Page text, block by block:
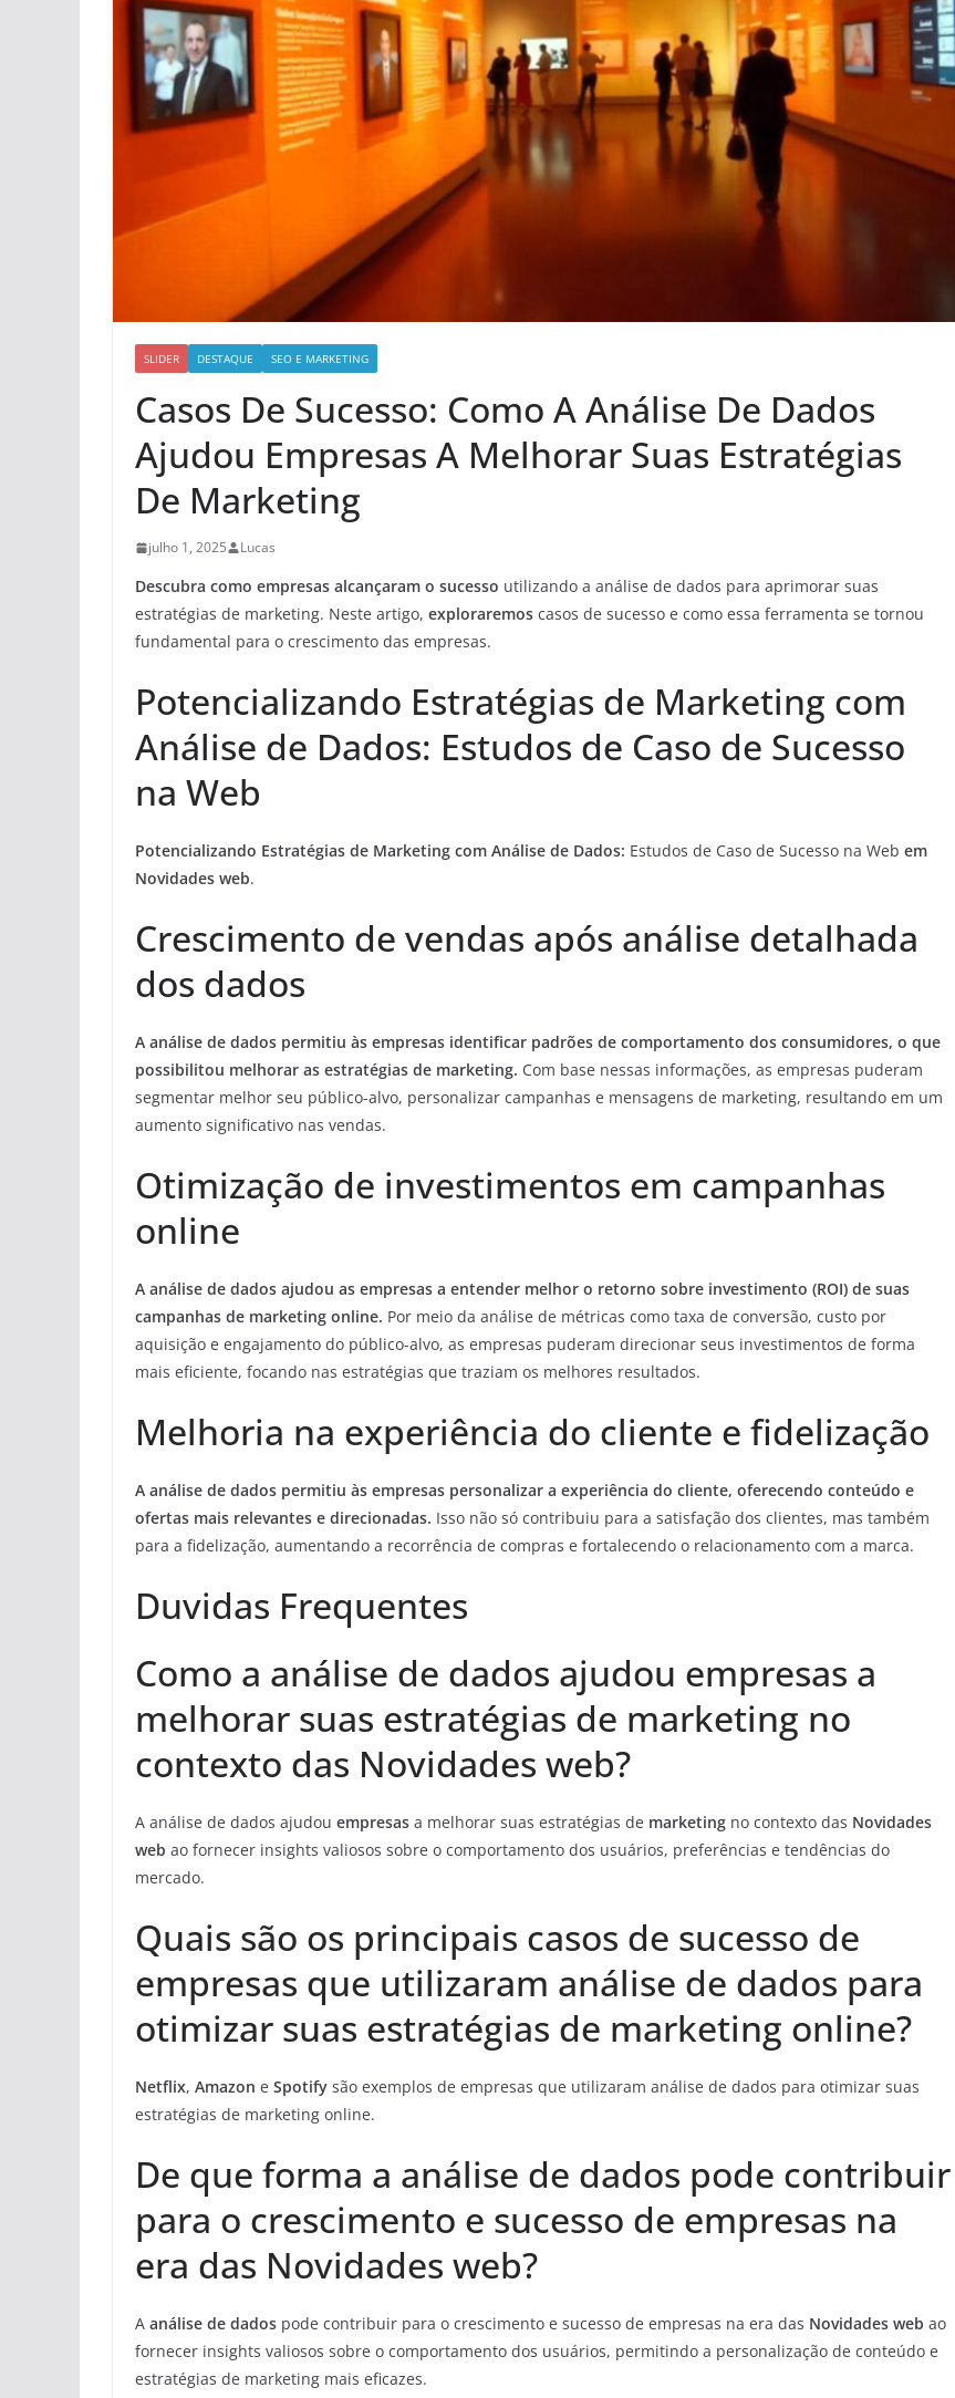
SLIDER DESTAQUE SEO E MARKETING
Casos De Sucesso: Como A Análise De Dados
Ajudou Empresas A Melhorar Suas Estratégias
De Marketing
julho 1, 2025 Lucas
Descubra como empresas alcançaram o sucesso utilizando a análise de dados para aprimorar suas
estratégias de marketing. Neste artigo, exploraremos casos de sucesso e como essa ferramenta se tornou
fundamental para o crescimento das empresas.
Potencializando Estratégias de Marketing com
Análise de Dados: Estudos de Caso de Sucesso
na Web
Potencializando Estratégias de Marketing com Análise de Dados: Estudos de Caso de Sucesso na Web em
Novidades web.
Crescimento de vendas após análise detalhada
dos dados
A análise de dados permitiu às empresas identificar padrões de comportamento dos consumidores, o que
possibilitou melhorar as estratégias de marketing. Com base nessas informações, as empresas puderam
segmentar melhor seu público-alvo, personalizar campanhas e mensagens de marketing, resultando em um
aumento significativo nas vendas.
Otimização de investimentos em campanhas
online
A análise de dados ajudou as empresas a entender melhor o retorno sobre investimento (ROI) de suas
campanhas de marketing online. Por meio da análise de métricas como taxa de conversão, custo por
aquisição e engajamento do público-alvo, as empresas puderam direcionar seus investimentos de forma
mais eficiente, focando nas estratégias que traziam os melhores resultados.
Melhoria na experiência do cliente e fidelização
A análise de dados permitiu às empresas personalizar a experiência do cliente, oferecendo conteúdo e
ofertas mais relevantes e direcionadas. Isso não só contribuiu para a satisfação dos clientes, mas também
para a fidelização, aumentando a recorrência de compras e fortalecendo o relacionamento com a marca.
Duvidas Frequentes
Como a análise de dados ajudou empresas a
melhorar suas estratégias de marketing no
contexto das Novidades web?
A análise de dados ajudou empresas a melhorar suas estratégias de marketing no contexto das Novidades
web ao fornecer insights valiosos sobre o comportamento dos usuários, preferências e tendências do
mercado.
Quais são os principais casos de sucesso de
empresas que utilizaram análise de dados para
otimizar suas estratégias de marketing online?
Netflix, Amazon e Spotify são exemplos de empresas que utilizaram análise de dados para otimizar suas
estratégias de marketing online.
De que forma a análise de dados pode contribuir
para o crescimento e sucesso de empresas na
era das Novidades web?
A análise de dados pode contribuir para o crescimento e sucesso de empresas na era das Novidades web ao
fornecer insights valiosos sobre o comportamento dos usuários, permitindo a personalização de conteúdo e
estratégias de marketing mais eficazes.